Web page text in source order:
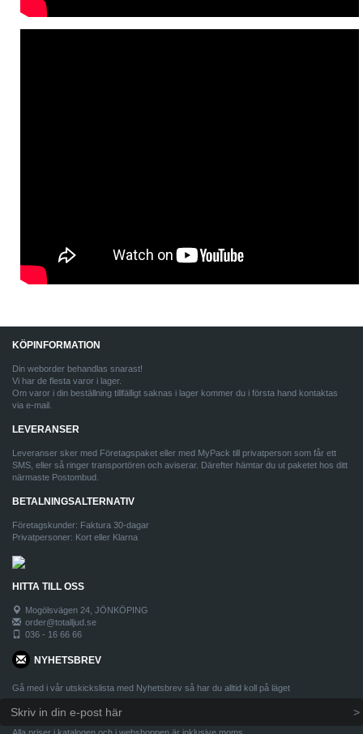
KÖPINFORMATION
Din weborder behandlas snarast!
Vi har de flesta varor i lager.
Om varor i din beställning tillfälligt saknas i lager kommer du i första hand kontaktas
via e-mail.
LEVERANSER
Leveranser sker med Företagspaket eller med MyPack till privatperson som får ett
SMS, eller så ringer transportören och aviserar. Därefter hämtar du ut paketet hos ditt
närmaste Postombud.
BETALNINGSALTERNATIV
Företagskunder: Faktura 30-dagar
Privatpersoner: Kort eller Klarna
HITTA TILL OSS
Mogölsvägen 24, JÖNKÖPING
order@totalljud.se
036 - 16 66 66
NYHETSBREV
Gå med i vår utskickslista med Nyhetsbrev så har du alltid koll på läget